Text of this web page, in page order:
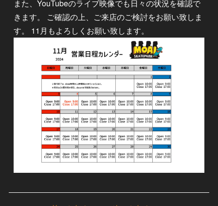
また、YouTubeのライブ映像でも日々の状況を確認で
きます。 ご確認の上、ご来店のご検討をお願い致しま
す。 11月もよろしくお願い致します。